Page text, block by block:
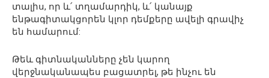
տալիս, որ և՛ տղամարդիկ, և՛ կանայք
ենթագիտակցորեն կլոր դեմքերը ավելի գրավիչ
են համարում:
Թեև գիտնականները չեն կարող
վերջնականապես բացատրել, թե ինչու են